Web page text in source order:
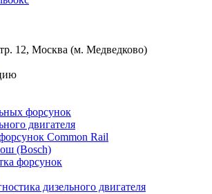
12, Москва (м. Медведково)
форсунок
двигателя
Common Rail
(Bosch)
форсунок
дизельного двигателя